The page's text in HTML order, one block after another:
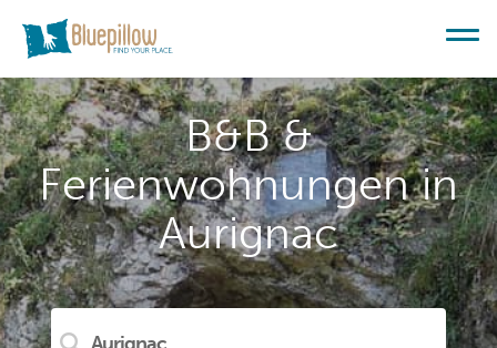
B&B &
Ferienwohnungen in
Aurignac